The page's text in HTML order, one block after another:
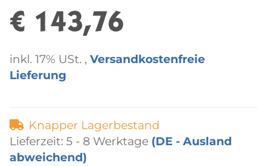
€ 143,76
inkl. 17% USt. , Versandkostenfreie
Lieferung
Knapper Lagerbestand
Lieferzeit: 5 - 8 Werktage (DE - Ausland
abweichend)